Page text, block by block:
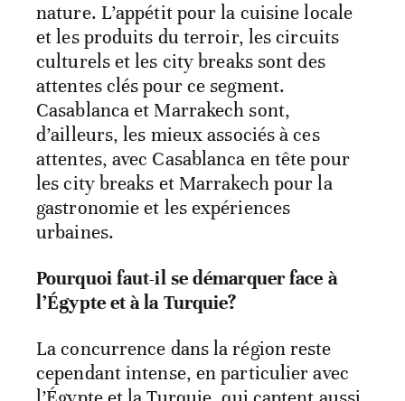
nature. L’appétit pour la cuisine locale
et les produits du terroir, les circuits
culturels et les city breaks sont des
attentes clés pour ce segment.
Casablanca et Marrakech sont,
d’ailleurs, les mieux associés à ces
attentes, avec Casablanca en tête pour
les city breaks et Marrakech pour la
gastronomie et les expériences
urbaines.
Pourquoi faut-il se démarquer face à
l’Égypte et à la Turquie?
La concurrence dans la région reste
cependant intense, en particulier avec